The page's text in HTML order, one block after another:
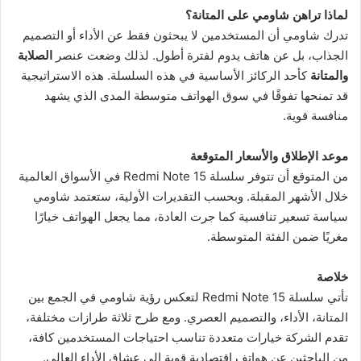
لماذا تراهن شاومي على المتانة؟
تدرك شاومي أن المستخدمين لا يبحثون فقط عن الأداء أو التصميم
الجذاب، بل عن هاتف يدوم لفترة أطول. لذلك وضعت عنصر الصلابة
والمتانة كأحد الركائز الأساسية في هذه السلسلة. هذه الاستراتيجية
قد تمنحها تفوقًا في سوق الهواتف متوسطة المدى الذي يشهد
منافسة قوية.
موعد الإطلاق والأسعار المتوقعة
من المتوقع أن تتوفر سلسلة Redmi Note 15 في الأسواق العالمية
خلال الأشهر المقبلة. وبحسب التقديرات الأولية، ستعتمد شاومي
سياسة تسعير تنافسية كما جرت العادة، مما يجعل الهواتف خيارًا
مغريًا ضمن الفئة المتوسطة.
خلاصة
تأتي سلسلة Redmi Note 15 لتعكس رؤية شاومي في الجمع بين
المتانة، الأداء، والتصميم العصري. ومع طرح ثلاثة طرازات مختلفة،
تقدم الشركة خيارات متعددة تناسب احتياجات المستخدمين كافة،
من الباحثين عن هواتف اقتصادية قوية إلى عشاق الأداء العالي.